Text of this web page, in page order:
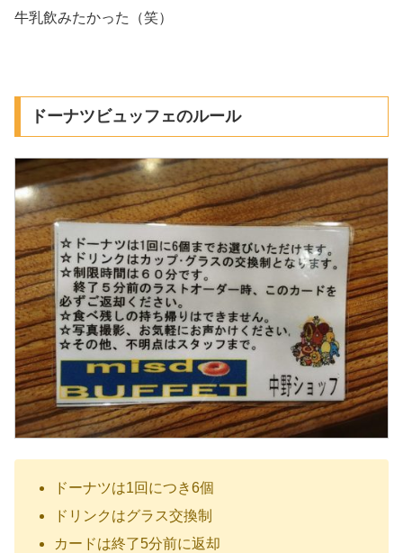
牛乳飲みたかった（笑）
ドーナツビュッフェのルール
ドーナツは1回につき6個
ドリンクはグラス交換制
カードは終了5分前に返却